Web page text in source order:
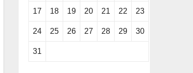
17 18 19 20 21 22 23
24 25 26 27 28 29 30
31